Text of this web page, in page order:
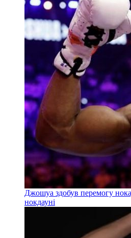
Джошуа здобув перемогу
нокдауні